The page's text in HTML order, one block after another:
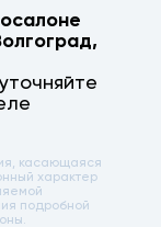
,
касающаяся
характер
подробной